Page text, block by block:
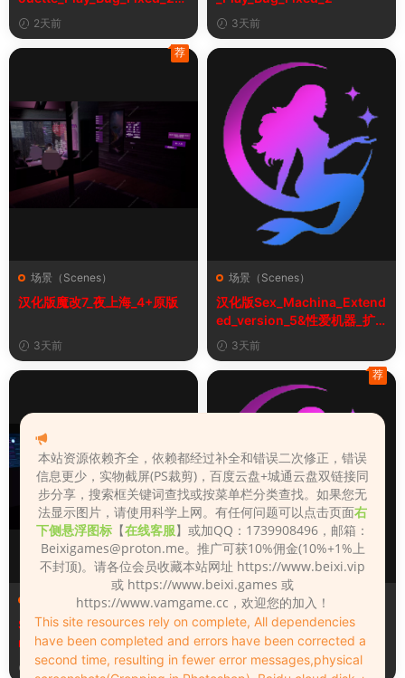
《王朝陨落》剪影玩法修复版
2天前 3天前
场景（Scenes）
汉化版魔改7_夜上海_4+原版
3天前
荐
场景（Scenes）
汉化版Sex_Machina_Extend
ed_version_5&性爱机器_扩
展版3天前
场景（Scenes）
Sex_Machina_Extended_ve
rsion_5
3天前
场景（Scenes）
汉化版Hotel_Shower_Pleas
ure_3&酒店淋浴的乐趣
3天前
荐
本站资源依赖齐全，依赖都经过补全和错误二次修正，错误
信息更少，实物截屏(PS裁剪)，百度云盘+城通云盘双链接同
步分享，搜索框关键词查找或按菜单栏分类查找。如果您无
法显示图片，请使用科学上网。有任何问题可以点击页面右
下侧悬浮图标 【在线客服】或加QQ：1739908496，邮箱：
Beixigames@proton.me。推广可获10%佣金(10%+1%上
不封顶)。请各位会员收藏本站网址 https://www.beixi.vip
或 https://www.beixi.games 或
https://www.vamgame.cc，欢迎您的加入！
This site resources rely on complete, All dependencies
have been completed and errors have been corrected a
second time, resulting in fewer error messages,physical